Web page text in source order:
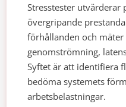
Stresstester utvärderar
övergripande
förhållanden och
genomströmning,
Syftet är att identifiera
bedöma systemets
arbetsbelastningar.